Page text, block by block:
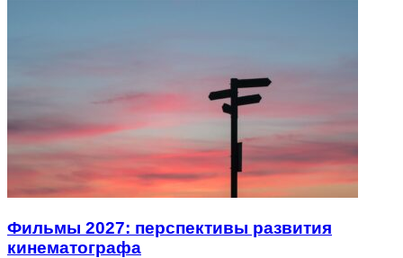
Фильмы 2027: перспективы развития
кинематографа